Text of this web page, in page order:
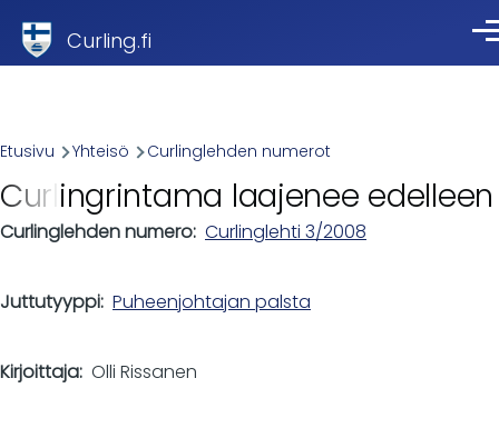
Curling.fi
Breadcrumb
Etusivu Yhteisö Curlinglehden numerot
Curlingrintama laajenee edelleen
Curlinglehden numero Curlinglehti 3/2008
Juttutyyppi Puheenjohtajan palsta
Kirjoittaja Olli Rissanen